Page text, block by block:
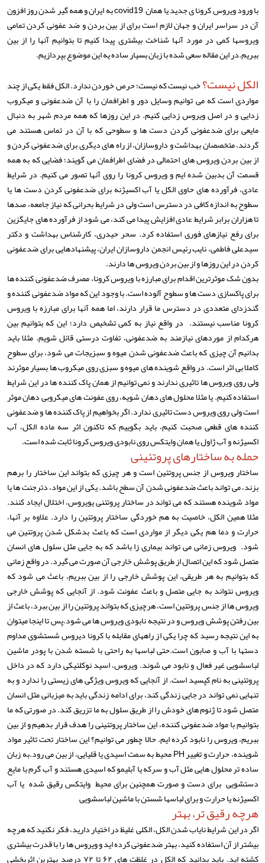
با ورود ویروس کرونا ی جدید یا همان covid19 به ایران و همه گیر شدن روز افزون
آن در سراسر ایران و جهان لازم است برای از بین بردن و ضد عفونی کردن تمامی
ویروسها کمی در مورد آنها شناخت بیشتری پیدا کنیم تا بتوانیم آنها را از بین
ببریم.در این مقاله سعی شده با زبان بسیار ساده یه این موضوع بپردازیم.
الکل نیست؟خب نیست که نیست؛ حرص خوردن ندارد. الکل فقط یکی از چند
مواردی است که می توانیم وسایل دور و اطرافمان را با آن ضدعفونی و میکروب
زدایی و در اصل ویروس زدایی کنیم. در این روزها که همه مردم شهر به دنبال
مایعی برای ضدعفونی کردن دست ها و سطوحی که با آن در تماس هستند می
گردند، متخصصان بهداشت و داروسازان، از راه های دیگری برای ضدعفونی کردن و
از بین بردن ویروس های احتمالی در فضای اطرافمان می گویند؛ فضایی که به همه
قسمت آن بدبین شده ایم و ویروس کرونا را روی آنها تصور می کنیم. در شرایط
عادی، فرآورده های حاوی الکل یا آب اکسیژنه برای ضدعفونی کردن دست ها یا
سطوح به اندازه کافی در دسترس است ولی در شرایط بحرانی که نیاز جامعه، صدها
تا هزاران برابر شرایط عادی افزایش پیدا می کند، می شود از فرآورده های جایگزین
برای رفع نیازهای فوری استفاده کرد. سحر حیدری، کارشناس بهداشت و دکتر
سیدعلی فاطمی، نایب رئیس انجمن داروسازان ایران، پیشنهادهایی برای ضدعفونی
کردن در این روزها و از بین بردن ویروس ها دارند.
بدون شک موثرترین اقدام برای مبارزه با ویروس کرونا، مصرف ضدعفونی کننده ها
برای پاکسازی دست ها و سطوح آلوده است. با وجود این که مواد ضدعفونی کننده و
گندزدای متعددی در دسترس ما قرار دارند، اما همه آنها برای مبارزه با ویروس
کرونا مناسب نیستند. در واقع نیاز به کمی تشخیص دارد؛ این که بتوانیم بین
هرکدام از موردهای نیازمند به ضدعفونی، تفاوت درستی قائل شویم. مثلا باید
بدانیم آن چیزی که باعث ضدعفونی شدن میوه و سبزیجات می شود، برای سطوح
کاملا بی اثر است. در واقع شوینده های میوه و سبزی روی میکروب ها بسیار موثرند
ولی روی ویروس ها تاثیری ندارند و نمی توانیم از همان پاک کننده ها در این شرایط
استفاده کنیم. یا مثلا محلول های دهان شویه، روی عفونت های میکروبی دهان موثر
است ولی روی ویروس دست تاثیری ندارد. اگر بخواهیم از پاک کننده ها و ضدعفونی
کننده های قطعی صحبت کنیم، باید بگوییم که تاکنون اثر سه ماده الکل، آب
اکسیژنه و آب ژاول یا همان وایتکس روی نابودی ویروس کرونا ثابت شده است.
حمله به ساختارهای پروتئینی
ساختار ویروس از جنس پروتئین است و هر چیزی که بتواند این ساختار را برهم
بزند، می تواند باعث ضدعفونی شدن آن سطح باشد. یکی از این مواد، دترجنت ها یا
مواد شوینده هستند که می تواند در ساختار پروتئنی یویروس، اختلال ایجاد کنند.
مثلا همین الکل، خاصیت به هم خوردگی ساختار پروتئین را دارد. علاوه بر آنها،
حرارت و دما هم یکی دیگر از مواردی است که باعث بدشکل شدن پروتئین می
شود. ویروس زمانی می تواند بیماری زا باشد که به جایی مثل سلول های انسان
متصل شود که این اتصال از طریق پوشش خارجی آن صورت می گیرد. در واقع زمانی
که بتوانیم به هر طریقی، این پوشش خارجی را از بین ببریم، باعث می شود که
ویروس نتواند به جایی متصل و باعث عفونت شود. از آنجایی که پوشش خارجی
ویروس ‎ها از جنس پروتئین است، هرچیزی که بتواند پروتئین را از بین ببرد، باعث از
بین رفتن پوشش ویروس و در نتیجه نابودی ویروس ها می شود.پس تا اینجا میتوان
به این نتیجه رسید که چرا یکی از راههای مقابله با کرونا دیروس شستشوی مداوم
دستها با آب و صابون است.حتی لباسها به راحتی با شسته شدن با پودر ماشین
لباسشویی غیر فعال و نابود می شوند. ویروس، اسید نوکلئیکی دارد که در داخل
پروتئینی به نام کپسید است. از آنجایی که ویروس ویژگی های زیستی را ندارد و به
تنهایی نمی تواند در جایی زندگی کند، برای ادامه زندگی باید به میزبانی مثل انسان
متصل شود تا ژنوم های خودش را از طریق سلول به ما تزریق کند. در صورتی که ما
بتوانیم با مواد ضدعفونی کننده، این ساختار پروتئینی را هدف قرار بدهیم و از بین
ببریم، ویروس را نابود کرده ایم. حالا چطور می توانیم؟ این ساختار تحت تاثیر مواد
شوینده، حرارت و تغییر PH محیط به سمت اسیدی یا قلیایی، از بین می رود.به زبان
ساده تر محلول هایی مثل آب و سرکه یا آبلیمو که اسیدی هستند و آب گرم با مایع
دستشویی برای دست و صورت همچنین برای محیط وایتکس رقیق شده یا آب
اکسیژنه یا حرارت و برای لباسها شستن با ماشین لباسشویی
هرچه رقیق تر، بهتر
اگر در این شرایط نایاب شدن الکل، الکلی غلیظ در اختیار دارید، فکر نکنید که هرچه
بیشتر از آن استفاده کنید، بهتر ضدعفونی کرده اید و ویروس ها را با قدرت بیشتری
کشته اید. باید بدانید که الکل در غلظت های ۶۲ تا ۷۲ درصد بهترین اثربخشی